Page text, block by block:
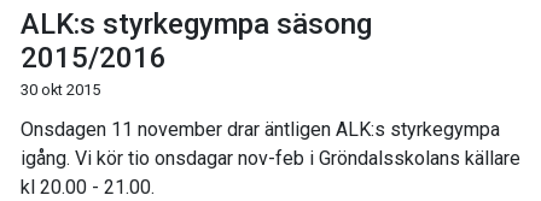
ALK:s styrkegympa säsong
2015/2016
30 okt 2015
Onsdagen 11 november drar äntligen ALK:s styrkegympa
igång. Vi kör tio onsdagar nov-feb i Gröndalsskolans källare
kl 20.00 - 21.00.